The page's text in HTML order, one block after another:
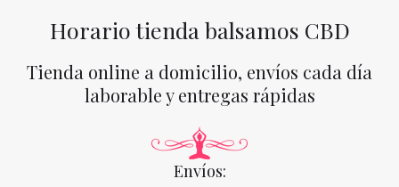
Horario tienda balsamos CBD
Tienda online a domicilio, envíos cada día
laborable y entregas rápidas
Envíos: